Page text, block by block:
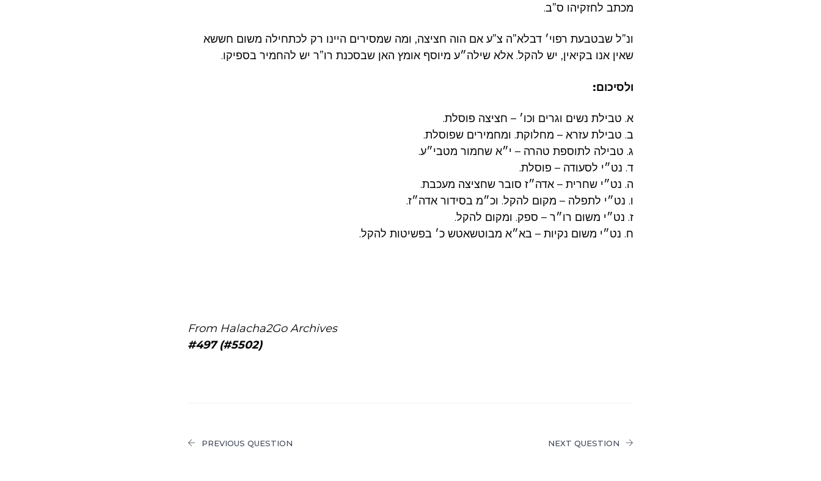
מכתב לחזקיהו ס”ב.
ונ”ל שבטבעת רפוי׳ דבלא”ה צ”ע אם הוה חציצה, ומה שמסירים היינו רק לכתחילה משום חששא
שאין אנו בקיאין, יש להקל. אלא שילה״ע מיוסף אומץ האן שבסכנת רו”ר יש להחמיר בספיקו.
ולסיכום:
א. טבילת נשים וגרים וכו׳ – חציצה פוסלת.
ב. טבילת עזרא – מחלוקת. ומחמירים שפוסלת.
ג. טבילה לתוספת טהרה – י״א שחמור מטבי״ע.
ד. נט״י לסעודה – פוסלת.
ה. נט״י שחרית – אדה״ז סובר שחציצה מעכבת.
ו. נט״י לתפלה – מקום להקל. וכ״מ בסידור אדה״ז.
ז. נט״י משום רו״ר – ספק. ומקום להקל.
ח. נט״י משום נקיות – בא״א מבוטשאטש כ׳ בפשיטות להקל.
From Halacha2Go Archives
#497 (#5502)
PREVIOUS QUESTION NEXT QUESTION